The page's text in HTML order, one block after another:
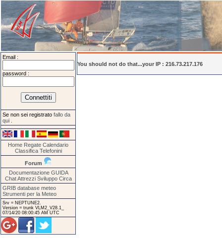
Email :
password :
Se non sei registrato fallo da
qui
Home Regate Calendario
Classifica Telefonini
Forum
Documentazione GUIDA
Chat Attrezzi Sviluppo Circa
GRIB database meteo
Strumenti per la Meteo
Srv = NEPTUNE2.
Version = trunk VLM2_V28.1_
07/14/20 08:00:45 AM UTC
You should not do that...your IP : 216.73.217.176